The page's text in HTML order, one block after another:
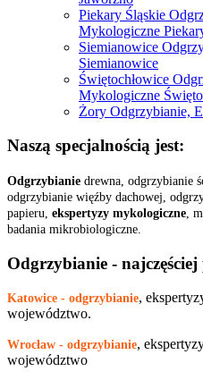
Piekary Śląskie
Mykologiczne
Siemianowice
Siemianowice
Świętochłowice
Mykologiczne
Żory Odgrzybianie,
Naszą specjalnością jest:
Odgrzybianie drewna, odgrzybianie
odgrzybianie więźby dachowej,
papieru, ekspertyzy mykologiczne,
badania mikrobiologiczne.
Odgrzybianie -
Katowice - odgrzybianie,
województwo.
Wrocław - odgrzybianie,
województwo